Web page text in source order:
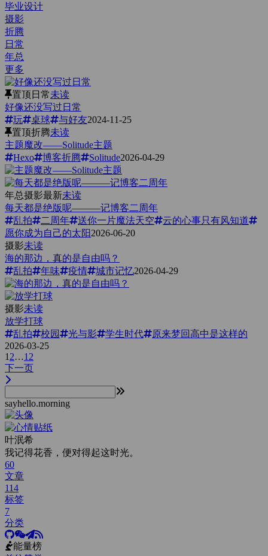
毕业设计
摄影
折腾
日常
年总
更多
置顶 日常未读
好像还没写过日常
玩
桌球 与好友2024-11-25
置顶折腾未读
主题魔改——Solitude主题
Hexo
博客折腾 Solitude2026-04-29
年总摄影最新未读
每天都是绝版呢———记博客二周年
乱拍
二周年 送你一片魔法天空
云的心事只有风知道
愿你成为自己的太阳 2026-06-20
摄影未读
海的那边，真的是自由吗？
乱拍
年味 疫情 城市记忆2026-04-29
摄影未读
放学打球
乱拍
校园 光与影 学生时代
原来梦回高中是这样的
2026-03-25
1 2…12
下一页
sayhello.morning
叶泯希
我记得花香，便对得起这时光。
60
文章
114
标签
7
分类
能量榜